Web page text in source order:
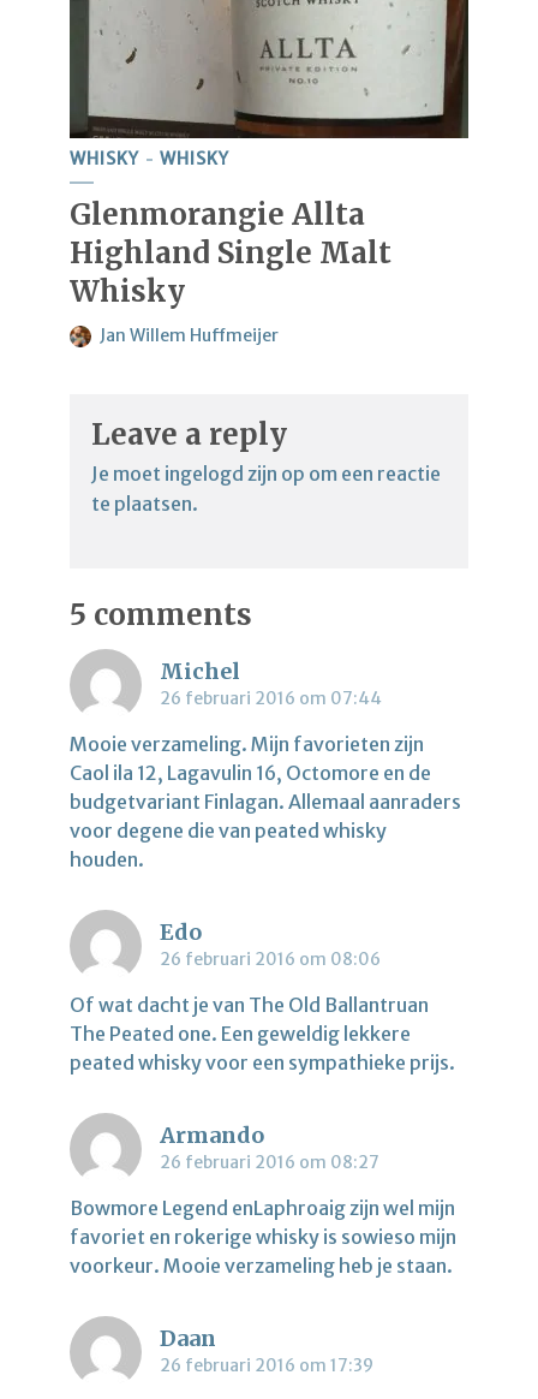
WHISKY WHISKY
Glenmorangie Allta
Highland Single Malt
Whisky
Jan Willem Huffmeijer
Leave a reply
Je moet ingelogd zijn op om een reactie
te plaatsen.
5 comments
Michel
26 februari 2016 om 07:44
Mooie verzameling. Mijn favorieten zijn
Caol ila 12, Lagavulin 16, Octomore en de
budgetvariant Finlagan. Allemaal aanraders
voor degene die van peated whisky
houden.
Edo
26 februari 2016 om 08:06
Of wat dacht je van The Old Ballantruan
The Peated one. Een geweldig lekkere
peated whisky voor een sympathieke prijs.
Armando
26 februari 2016 om 08:27
Bowmore Legend enLaphroaig zijn wel mijn
favoriet en rokerige whisky is sowieso mijn
voorkeur. Mooie verzameling heb je staan.
Daan
26 februari 2016 om 17:39